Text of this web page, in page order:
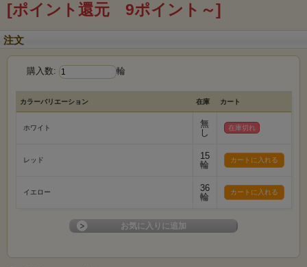
[ポイント還元 9ポイント～]
注文
購入数: 輪
カラーバリエーション 在庫 カート
ホワイト
無
し
在庫切れ
レッド
15
輪
イエロー
36
輪